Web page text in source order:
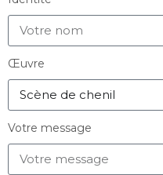
Œuvre
Votre message